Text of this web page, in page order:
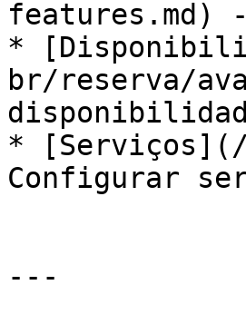
features.md)
*
br/reserva/
*
Configurar
---